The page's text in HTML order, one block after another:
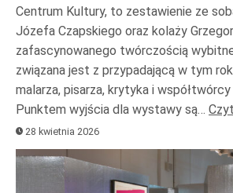
Centrum Kultury, to zestawienie ze
Józefa Czapskiego oraz kolaży
zafascynowanego twórczością
związana jest z przypadającą w tym
malarza, pisarza, krytyka i współtwórcy
Punktem wyjścia dla wystawy są…
28 kwietnia 2026
Odtwarzacz